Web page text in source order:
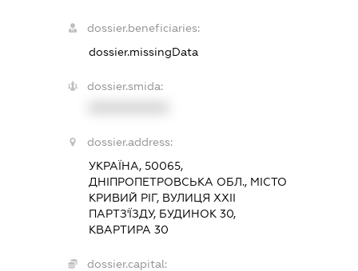
dossier.beneficiaries:
dossier.missingData
dossier.smida:
dossier.address:
УКРАЇНА, 50065,
ДНІПРОПЕТРОВСЬКА ОБЛ., МІСТО
КРИВИЙ РІГ, ВУЛИЦЯ ХХІІ
ПАРТЗ'ЇЗДУ, БУДИНОК 30,
КВАРТИРА 30
dossier.capital: